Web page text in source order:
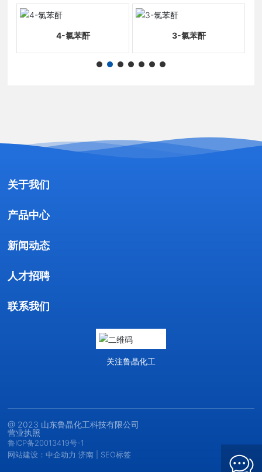
4-氯苯酐 3-氯苯酐
关于我们
产品中心
新闻动态
人才招聘
联系我们
关注鲁晶化工
@ 2023 山东鲁晶化工科技有限公司
营业执照
鲁ICP备20013419号-1
网站建设：中企动力 济南 SEO标签